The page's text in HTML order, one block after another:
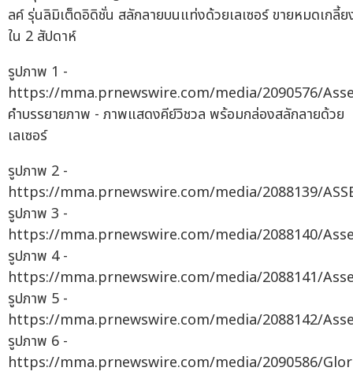
รูปภาพ 1 -
https://mma.prnewswire.com/media/2090576/
คำบรรยายภาพ - ภาพแสดงคีย์วิชวล พร้อมกล่องสลักลายด้วย
เลเซอร์
รูปภาพ 2 -
https://mma.prnewswire.com/media/2088139/
รูปภาพ 3 -
https://mma.prnewswire.com/media/2088140/
รูปภาพ 4 -
https://mma.prnewswire.com/media/2088141/
รูปภาพ 5 -
https://mma.prnewswire.com/media/2088142/
รูปภาพ 6 -
https://mma.prnewswire.com/media/2090586/